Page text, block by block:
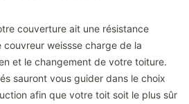
couverture ait une résistance
weissse charge de la
et le changement de votre toiture.
sauront vous guider dans le choix
afin que votre toit soit le plus sûr